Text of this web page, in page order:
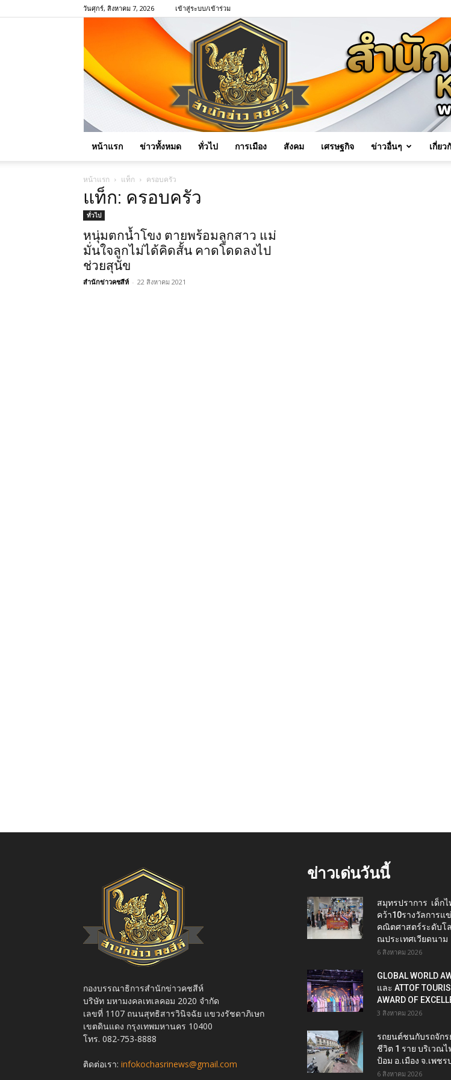
วันศุกร์, สิงหาคม 7, 2026 เข้าสู่ระบบ/เข้าร่วม
หน้าแรก ข่าวทั้งหมด ทั่วไป การเมือง สังคม เศรษฐกิจ ข่าวอื่นๆ เกี่ย
หน้าแรก แท็ก ครอบครัว
แท็ก: ครอบครัว
ทั่วไป
หนุ่มตกน้ำโขง ตายพร้อมลูกสาว แม่
มั่นใจลูกไม่ได้คิดสั้น คาดโดดลงไป
ช่วยสุนัข
สำนักข่าวคชสีห์ - 22 สิงหาคม 2021
กองบรรณาธิการสำนักข่าวคชสีห์
บริษัท มหามงคลเทเลคอม 2020 จำกัด
เลขที่ 1107 ถนนสุทธิสารวินิจฉัย แขวงรัชดาภิเษก
เขตดินแดง กรุงเทพมหานคร 10400
โทร. 082-753-8888
ติดต่อเรา: infokochasrinews@gmail.com
ข่าวเด่นวันนี้
สมุทรปราการ เด็กไ
คว้า10รางวัลการแ
คณิตศาสตร์ระดับโล
ณประเทศเวียดนาม
6 สิงหาคม 2026
GLOBAL WORLD
และ ATTOF
AWARD OF
3 สิงหาคม 2026
รถยนต์ชนกับรถจักร
ชีวิต 1 ราย บริเวณ
ป้อม อ.เมือง จ.เพชร
6 สิงหาคม 2026